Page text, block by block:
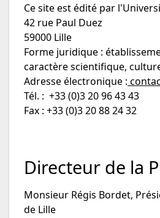
Ce site est édité par
42 rue Paul Duez
59000 Lille
Forme juridique :
caractère scientifique,
Adresse électronique :
Tél. : +33 (0)3 20 96 43 43
Fax : +33 (0)3 20 88 24 32
Directeur de la
Monsieur Régis Bordet,
de Lille